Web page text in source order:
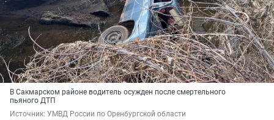
В Сакмарском районе водитель осужден после смертельного
пьяного ДТП
Источник: УМВД России по Оренбургской области